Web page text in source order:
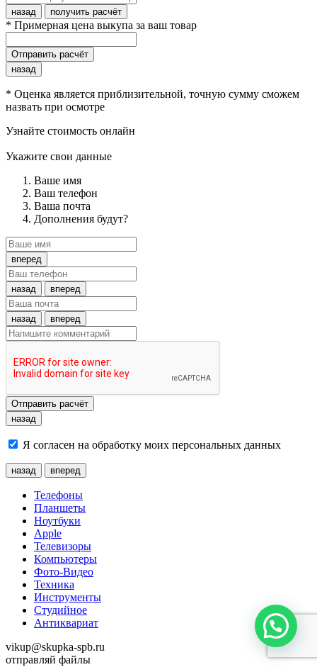
назад получить расчёт
* Примерная цена выкупа за ваш товар
Отправить расчёт
назад
* Оценка является приблизительной, точную сумму сможем
назвать при осмотре
Узнайте стоимость онлайн
Укажите свои данные
Ваше имя
Ваш телефон
Ваша почта
Дополнения будут?
вперед
назад вперед
назад вперед
Отправить расчёт
назад
Я согласен на обработку моих персональных данных
назад вперед
Телефоны
Планшеты
Ноутбуки
Apple
Телевизоры
Компьютеры
Фото-Видео
Техника
Инструменты
Студийное
Антиквариат
vikup@skupka-spb.ru
отправляй файлы